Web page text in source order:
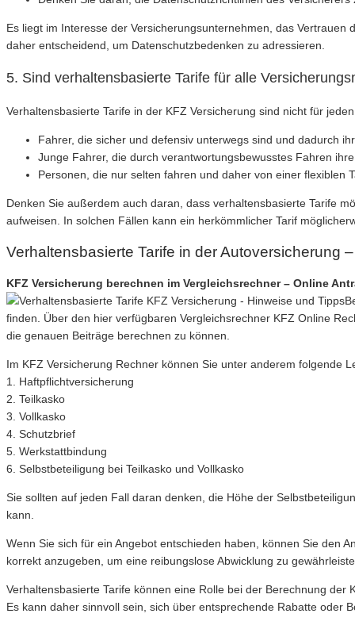
Es liegt im Interesse der Versicherungsunternehmen, das
daher entscheidend, um Datenschutzbedenken zu adressieren.
5. Sind verhaltensbasierte Tarife für alle
Verhaltensbasierte Tarife in der KFZ Versicherung sind nicht für
Fahrer, die sicher und defensiv unterwegs sind und dadurch
Junge Fahrer, die durch verantwortungsbewusstes Fahren
Personen, die nur selten fahren und daher von einer flexiblen
Denken Sie außerdem auch daran, dass verhaltensbasierte Tarife
aufweisen. In solchen Fällen kann ein herkömmlicher Tarif
Verhaltensbasierte Tarife in der Autoversicherung
KFZ Versicherung berechnen im Vergleichsrechner – Online
finden. Über den hier verfügbaren Vergleichsrechner KFZ Online
die genauen Beiträge berechnen zu können.
Im KFZ Versicherung Rechner können Sie unter anderem folgende
1. Haftpflichtversicherung
2. Teilkasko
3. Vollkasko
4. Schutzbrief
5. Werkstattbindung
6. Selbstbeteiligung bei Teilkasko und Vollkasko
Sie sollten auf jeden Fall daran denken, die Höhe der
kann.
Wenn Sie sich für ein Angebot entschieden haben, können Sie den
korrekt anzugeben, um eine reibungslose Abwicklung zu
Verhaltensbasierte Tarife können eine Rolle bei der Berechnung
Es kann daher sinnvoll sein, sich über entsprechende Rabatte oder